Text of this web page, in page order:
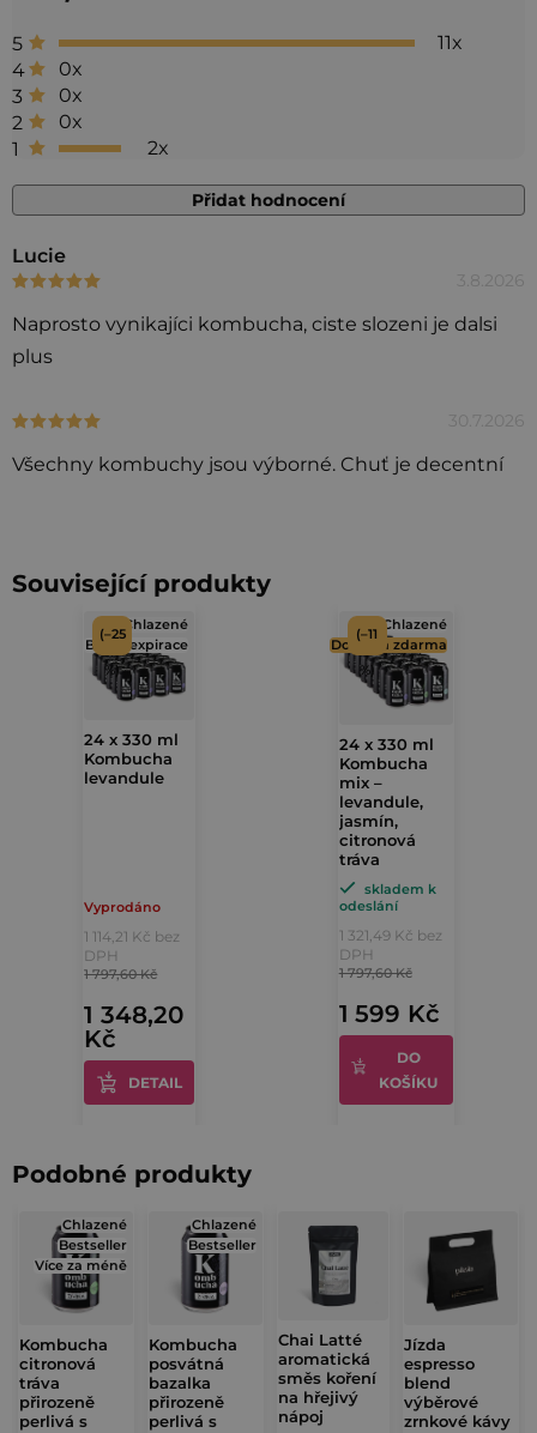
je
hvězdiček.
5
11x
4
0x
3
0x
2
0x
1
2x
Přidat hodnocení
V
ý
p
i
h
o
c
Lucie
Hodnocení produktu je 5 z 5 hvězdiček.
3.8.2026
Naprosto vynikajíci kombucha, ciste slozeni je dalsi
plus
Hodnocení produktu je 5 z 5 hvězdiček. 30.7.2026
Všechny kombuchy jsou výborné. Chuť je decentní
Související produkty
Chlazené
Blízká expirace
24 x 330 ml
Kombucha
levandule
Vyprodáno
1 114,21 Kč bez
DPH
1 348,20
Kč
1 797,60 Kč
(–25
%)
DETAIL
Chlazené
Doprava zdarma
24 x 330 ml
Kombucha
mix –
levandule,
jasmín,
citronová
tráva
odeslání
1 321,49 Kč bez
DPH
1 599 Kč
1 797,60 Kč
(–11
%)
DO
KOŠÍKU
Podobné produkty
Chlazené
Bestseller
Více za méně
Kombucha
citronová
tráva
přirozeně
perlivá s
Chlazené
Bestseller
Kombucha
posvátná
bazalka
přirozeně
perlivá s
Chai Latté
aromatická
směs koření
na hřejivý
nápoj
Jízda
espresso
blend
výběrové
zrnkové kávy